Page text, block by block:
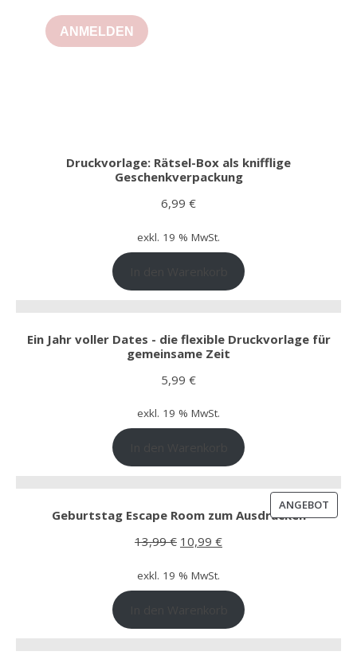
ANMELDEN
Druckvorlage: Rätsel-Box als knifflige
Geschenkverpackung
6,99 €
exkl. 19 % MwSt.
Ein Jahr voller Dates - die flexible Druckvorlage für
gemeinsame Zeit
5,99 €
exkl. 19 % MwSt.
ANGEBOT
Geburtstag Escape Room zum Ausdrucken
13,99€ Ursprünglicher Preis war: 13,99
10,99 €Aktueller Preis ist:
exkl. 19 % MwSt.